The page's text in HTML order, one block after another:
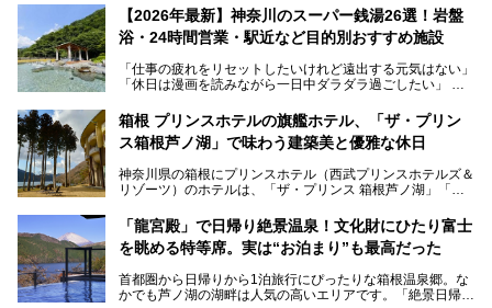
的な“没入感（イマーシブ）”を体験できます。
今回は、そんな大注目の施設に一足先にお邪魔し、その全貌
を見学させていただきました！
サウナ室の中に咲き誇る桜、魚たちが泳ぐ水風呂、そしてバ
リのビーチを思わせる休憩スペース…。驚きの連続だった館
内の様子をレポートします！
【2026年最新】神奈川のスーパー銭湯26選！岩盤
浴・24時間営業・駅近など目的別おすすめ施設
「仕事の疲れをリセットしたいけれど遠出する元気はない」
「休日は漫画を読みながら一日中ダラダラ過ごしたい」
たい」
そんな「癒やされたい」という願いを叶えてくれるのが、神
神奈川県には、サウナや岩盤浴、一日中遊べるエンタメ施設
など、“非日常”を味わえるスーパー銭湯が数多く揃っていま
う」という人も多いはず。
そこで今回は、神奈川県内の人気施設26選を「安さ」「岩
業」「駅近」など、目的別に厳選して紹介します。
今の気分にぴったりの施設を見つけて、最高のリフレッシュ
箱根 プリンスホテルの旗艦ホテル、「ザ・プリン
ス箱根芦ノ湖」で味わう建築美と優雅な休日
神奈川県の箱根にプリンスホテル（西武プリンスホテルズ＆
リゾーツ）のホテルは、「ザ・プリンス 箱根芦ノ湖」「芦
「箱根仙石原プリンスホテル」と4軒あり、今回ご紹介する
「ザ・プリンス 箱根芦ノ湖」は、その中でもフラッグシッ
プ（旗艦）に位置づけられる特別なホテルです。
昭和の日本を代表する建築家の一人、村野藤吾が芦ノ湖の畔
に建てた桃源郷のようなホテルがここ。自家源泉の温泉や、
「龍宮殿」で日帰り絶景温泉！文化財にひたり富士
を眺める特等席。実は“お泊まり”も最高だった
首都圏から日帰りから1泊旅行にぴったりな箱根温泉郷。な
かでも芦ノ湖の湖畔は人気の高いエリアです。「絶景日帰り